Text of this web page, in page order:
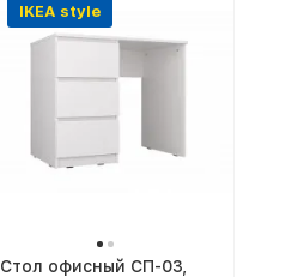
IKEA style
Cтол офисный СП-03,